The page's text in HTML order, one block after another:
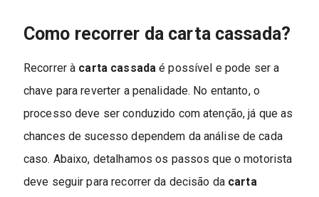
Como recorrer da carta cassada?
Recorrer à carta cassada é possível e pode ser a
chave para reverter a penalidade. No entanto, o
processo deve ser conduzido com atenção, já que as
chances de sucesso dependem da análise de cada
caso. Abaixo, detalhamos os passos que o motorista
deve seguir para recorrer da decisão da carta